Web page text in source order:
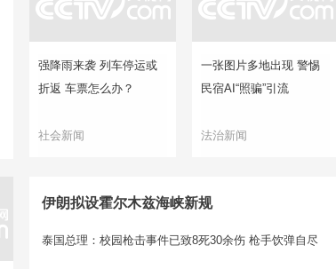
强降雨来袭 列车停运或
折返 车票怎么办？
社会新闻
一张图片多地出现 警惕
民宿AI“照骗”引流
法治新闻
伊朗拟设霍尔木兹海峡新规
泰国总理：校园枪击事件已致8死30余伤 枪手饮弹自尽